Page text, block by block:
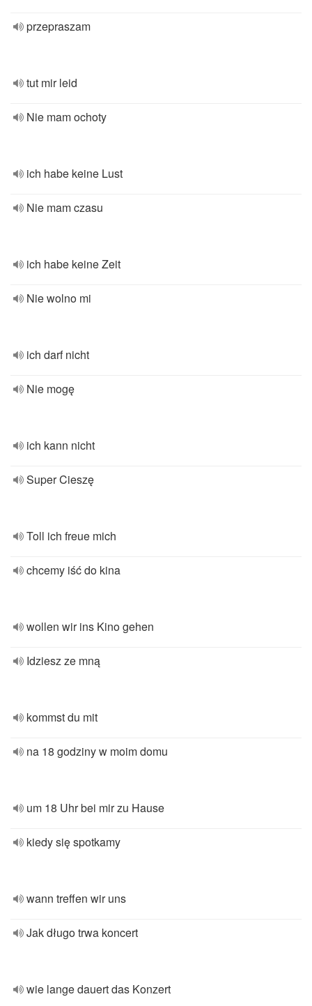
przepraszam
tut mir leid
Nie mam ochoty
ich habe keine Lust
Nie mam czasu
ich habe keine Zeit
Nie wolno mi
ich darf nicht
Nie mogę
ich kann nicht
Super Cieszę
Toll ich freue mich
chcemy iść do kina
wollen wir ins Kino gehen
Idziesz ze mną
kommst du mit
na 18 godziny w moim domu
um 18 Uhr bei mir zu Hause
kiedy się spotkamy
wann treffen wir uns
Jak długo trwa koncert
wie lange dauert das Konzert